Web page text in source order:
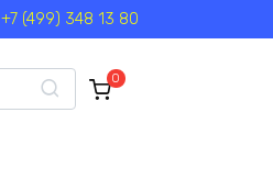
+7 (499) 348 13 80
0